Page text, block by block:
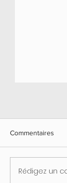
Atelier do
Commentaires
Rédigez un